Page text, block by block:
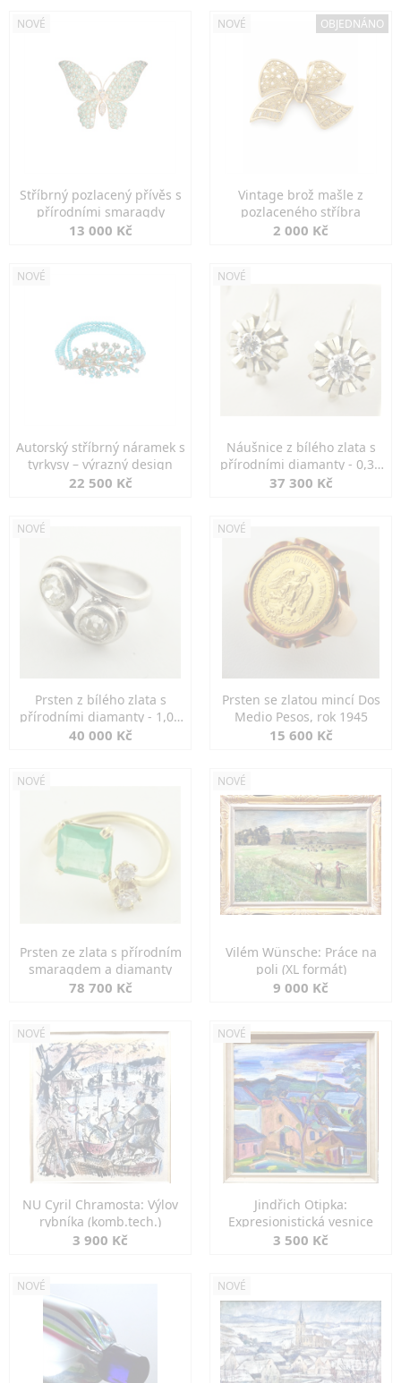
NOVÉ
Stříbrný pozlacený přívěs s
přírodními smaragdy
13 000 Kč
NOVÉ OBJEDNÁNO
Vintage brož mašle z
pozlaceného stříbra
2 000 Kč
NOVÉ
Autorský stříbrný náramek s
tyrkysy – výrazný design
22 500 Kč
NOVÉ
Náušnice z bílého zlata s
přírodními diamanty - 0,30
ct
37 300 Kč
NOVÉ
Prsten z bílého zlata s
přírodními diamanty - 1,00
ct
40 000 Kč
NOVÉ
Prsten se zlatou mincí Dos
Medio Pesos, rok 1945
15 600 Kč
NOVÉ
Prsten ze zlata s přírodním
smaragdem a diamanty
78 700 Kč
NOVÉ
Vilém Wünsche: Práce na
poli (XL formát)
9 000 Kč
NOVÉ
NU Cyril Chramosta: Výlov
rybníka (komb.tech.)
3 900 Kč
NOVÉ
Jindřich Otipka:
Expresionistická vesnice
3 500 Kč
NOVÉ NOVÉ